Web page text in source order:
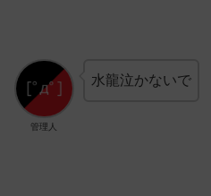
管理人
水龍泣かないで